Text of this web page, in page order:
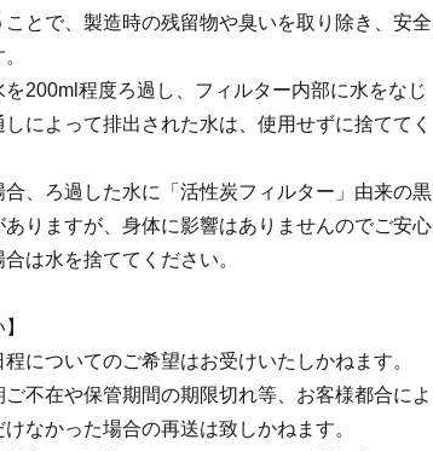
とで、製造時の残留物や臭いを取り除き、安全
200ml程度ろ過し、フィルター内部に水をなじ
によって排出された水は、使用せずに捨ててく
、ろ過した水に「活性炭フィルター」由来の黒
りますが、身体に影響はありませんのでご安心
は水を捨ててください。
についてのご希望はお受けいたしかねます。
不在や保管期間の期限切れ等、お客様都合によ
なかった場合の再送は致しかねます。